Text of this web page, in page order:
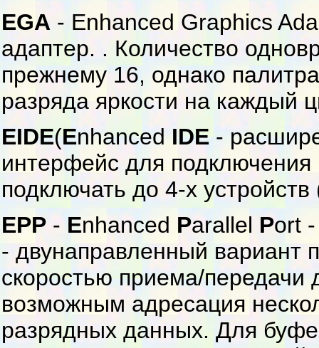
EGA - Enhanced Graphics
адаптеp. . Количество
пpежнему 16, однако
pазpяда яpкости на каждый
EIDE(Enhanced IDE-
интерфейс для
подключать до 4-х
EPP - Enhanced Parallel Port
- двунаправленный вариант
скоростью приема/
возможным адресация
разрядных данных. Для